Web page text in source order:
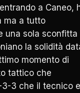
a Caneo,
ma a tutto
una sola sconfitta
la solidità
momento di
tattico che
3-3 che il tecnico